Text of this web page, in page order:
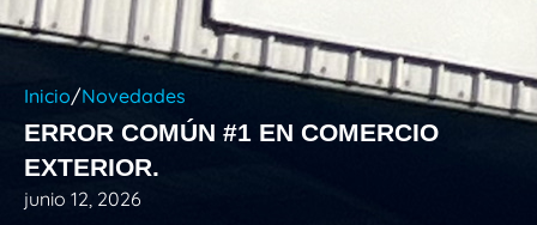
Inicio/Novedades
ERROR COMÚN #1 EN COMERCIO
EXTERIOR.
junio 12, 2026